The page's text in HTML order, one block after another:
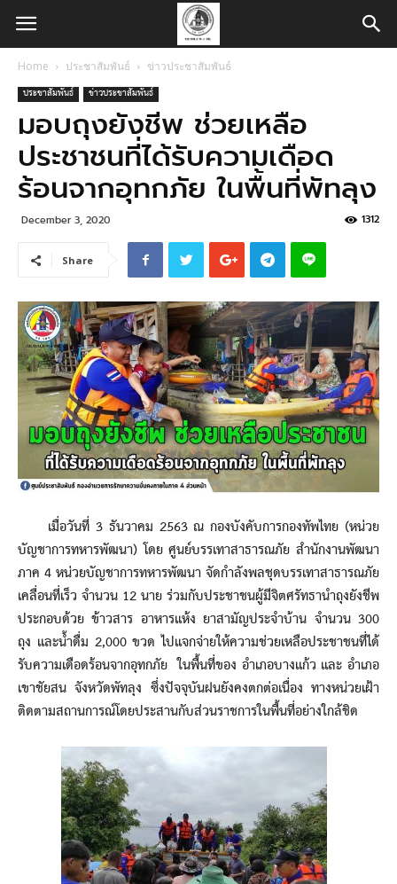
Home ประชาสัมพันธ์ ข่าวประชาสัมพันธ์
ประชาสัมพันธ์ ข่าวประชาสัมพันธ์
มอบถุงยังชีพ ช่วยเหลือ
ประชาชนที่ได้รับความเดือด
ร้อนจากอุทกภัย ในพื้นที่พัทลุง
December 3, 2020 1312
Share
เมื่อวันที่ 3 ธันวาคม 2563 ณ กองบังคับการกองทัพไทย (หน่วย
บัญชาการทหารพัฒนา) โดย ศูนย์บรรเทาสาธารณภัย สำนักงานพัฒนา
ภาค 4 หน่วยบัญชาการทหารพัฒนา จัดกำลังพลชุดบรรเทาสาธารณภัย
เคลื่อนที่เร็ว จำนวน 12 นาย ร่วมกับประชาชนผู้มีจิตศรัทธานำถุงยังชีพ
ประกอบด้วย ข้าวสาร อาหารแห้ง ยาสามัญประจำบ้าน จำนวน 300
ถุง และน้ำดื่ม 2,000 ขวด ไปแจกจ่ายให้ความช่วยเหลือประชาชนที่ได้
รับความเดือดร้อนจากอุทกภัย ในพื้นที่ของ อำเภอบางแก้ว และ อำเภอ
เขาชัยสน จังหวัดพัทลุง ซึ่งปัจจุบันฝนยังคงตกต่อเนื่อง ทางหน่วยเฝ้า
ติดตามสถานการณ์โดยประสานกับส่วนราชการในพื้นที่อย่างใกล้ชิด